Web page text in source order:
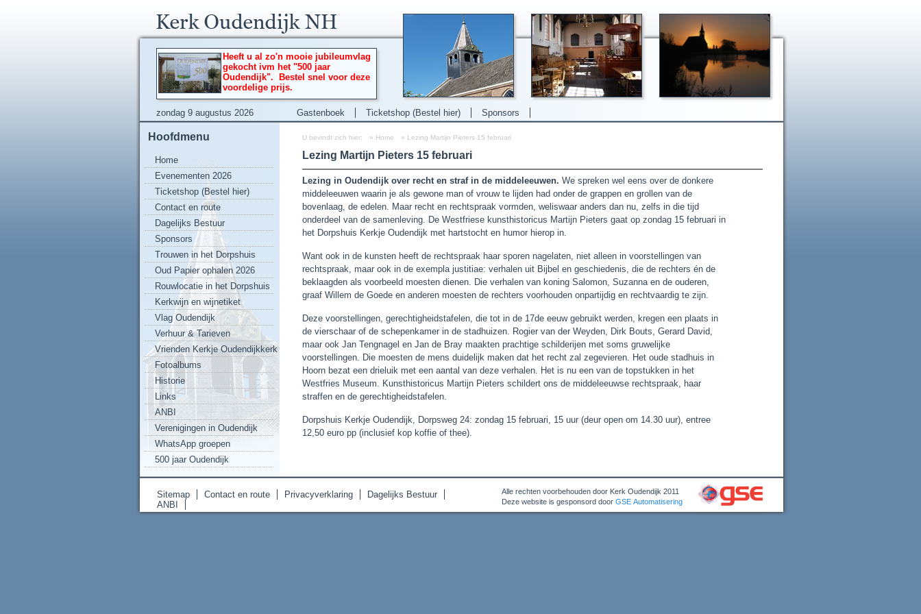
zondag 9 augustus 2026 Gastenboek Ticketshop (Bestel hier) Sponsors
Heeft u al zo'n mooie jubileumvlag
gekocht ivm het "500 jaar
Oudendijk". Bestel snel voor deze
voordelige prijs.
Hoofdmenu
Home
Evenementen 2026
Ticketshop (Bestel hier)
Contact en route
Dagelijks Bestuur
Sponsors
Trouwen in het Dorpshuis
Oud Papier ophalen 2026
Rouwlocatie in het Dorpshuis
Kerkwijn en wijnetiket
Vlag Oudendijk
Verhuur & Tarieven
Vrienden Kerkje Oudendijkkerk
Fotoalbums
Historie
Links
ANBI
Verenigingen in Oudendijk
WhatsApp groepen
500 jaar Oudendijk
U bevindt zich hier: » Home » Lezing Martijn Pieters 15 februari
Lezing Martijn Pieters 15 februari
Lezing in Oudendijk over recht en straf in de middeleeuwen. We spreken wel eens over de donkere
middeleeuwen waarin je als gewone man of vrouw te lijden had onder de grappen en grollen van de
bovenlaag, de edelen. Maar recht en rechtspraak vormden, weliswaar anders dan nu, zelfs in die tijd
onderdeel van de samenleving. De Westfriese kunsthistoricus Martijn Pieters gaat op zondag 15 februari in
het Dorpshuis Kerkje Oudendijk met hartstocht en humor hierop in.
Want ook in de kunsten heeft de rechtspraak haar sporen nagelaten, niet alleen in voorstellingen van
rechtspraak, maar ook in de exempla justitiae: verhalen uit Bijbel en geschiedenis, die de rechters én de
beklaagden als voorbeeld moesten dienen. Die verhalen van koning Salomon, Suzanna en de ouderen,
graaf Willem de Goede en anderen moesten de rechters voorhouden onpartijdig en rechtvaardig te zijn.
Deze voorstellingen, gerechtigheidstafelen, die tot in de 17de eeuw gebruikt werden, kregen een plaats in
de vierschaar of de schepenkamer in de stadhuizen. Rogier van der Weyden, Dirk Bouts, Gerard David,
maar ook Jan Tengnagel en Jan de Bray maakten prachtige schilderijen met soms gruwelijke
voorstellingen. Die moesten de mens duidelijk maken dat het recht zal zegevieren. Het oude stadhuis in
Hoorn bezat een drieluik met een aantal van deze verhalen. Het is nu een van de topstukken in het
Westfries Museum. Kunsthistoricus Martijn Pieters schildert ons de middeleeuwse rechtspraak, haar
straffen en de gerechtigheidstafelen.
Dorpshuis Kerkje Oudendijk, Dorpsweg 24: zondag 15 februari, 15 uur (deur open om 14.30 uur), entree
12,50 euro pp (inclusief kop koffie of thee).
Sitemap Contact en route Privacyverklaring
Dagelijks Bestuur
ANBI
Alle rechten voorbehouden door Kerk Oudendijk 2011
Deze website is gesponsord doorGSE Automatisering